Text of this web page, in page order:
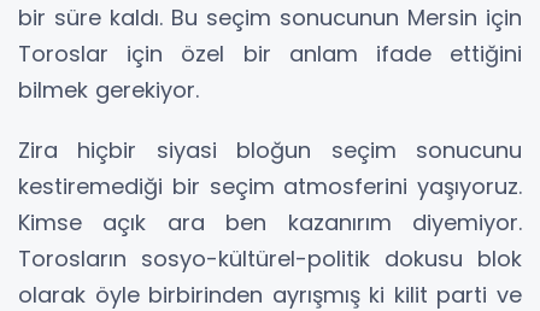
bir süre kaldı. Bu seçim sonucunun Mersin için
Toroslar için özel bir anlam ifade ettiğini
bilmek gerekiyor.
Zira hiçbir siyasi bloğun seçim sonucunu
kestiremediği bir seçim atmosferini yaşıyoruz.
Kimse açık ara ben kazanırım diyemiyor.
Torosların sosyo-kültürel-politik dokusu blok
olarak öyle birbirinden ayrışmış ki kilit parti ve